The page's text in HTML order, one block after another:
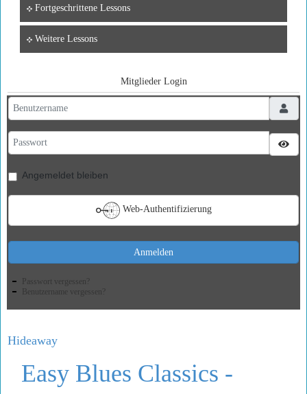
Fortgeschrittene Lessons
Weitere Lessons
Mitglieder Login
Benutzername
Passwort
Angemeldet bleiben
Web-Authentifizierung
Anmelden
Passwort vergessen?
Benutzername vergessen?
Hideaway
Easy Blues Classics -